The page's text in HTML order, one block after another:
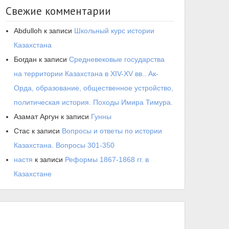
Свежие комментарии
Abdulloh к записи Школьный курс истории
Казахстана
Богдан к записи Средневековые государства
на территории Казахстана в XIV-XV вв.. Ак-
Орда, образование, общественное устройство,
политическая история. Походы Имира Тимура.
Азамат Аргун к записи Гунны
Стас к записи Вопросы и ответы по истории
Казахстана. Вопросы 301-350
настя к записи Реформы 1867-1868 гг. в
Казахстане